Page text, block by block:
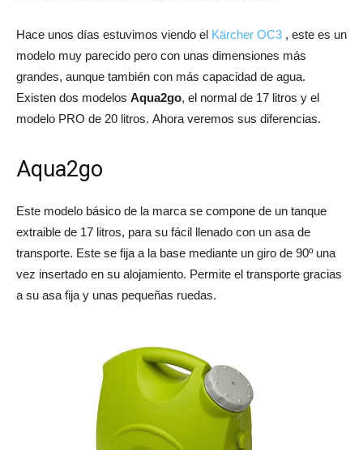
Hace unos días estuvimos viendo el Kärcher OC3 , este es un
modelo muy parecido pero con unas dimensiones más
grandes, aunque también con más capacidad de agua.
Existen dos modelos Aqua2go, el normal de 17 litros y el
modelo PRO de 20 litros. Ahora veremos sus diferencias.
Aqua2go
Este modelo básico de la marca se compone de un tanque
extraible de 17 litros, para su fácil llenado con un asa de
transporte. Este se fija a la base mediante un giro de 90º una
vez insertado en su alojamiento. Permite el transporte gracias
a su asa fija y unas pequeñas ruedas.